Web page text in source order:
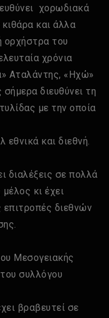
χορωδιακά
και άλλα
ορχήστρα του
χρόνια
Αταλάντης, «Ηχώ»
διευθύνει τη
με την οποία
και διεθνή.
διαλέξεις σε πολλά
κι έχει
επιτροπές διεθνών
Μεσογειακής
συλλόγου
βραβευτεί σε